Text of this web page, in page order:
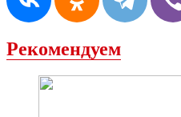
Рекомендуем